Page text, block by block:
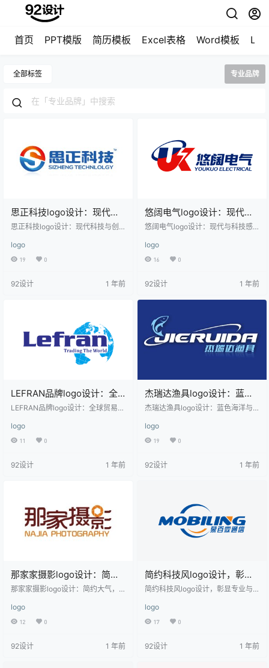
首页 PPT模版 简历模板 Excel表格 Word模板
全部标签 专业品牌
思正科技logo设计：现代科
技与创新的完美融合
思正科技logo设计：现代科技与创
采用了简洁而富有科技感的图形与
文字结合，整体风格现代且具有辨
的力量。图形中的蓝色线条和橙色
图形部分形成良好的视觉平衡。英
文“SIZHENG TECHNOLOGY”位于
下方，进一…
logo
19 0
92设计 1 年前
悠阔电气logo设计：现代与
科技感的完美融合
悠阔电气logo设计：现代与科技感
而富有现代感的图形与文字结合，
整体色调以蓝色和红色为主，象征
似字母“U”的形状，线条流畅且富有
AL”，展现出国际化和专业化的品牌
形象。适用于电气、能源、科技等
相关行…
logo
16 0
92设计 1 年前
LEFRAN品牌logo设计：全
球贸易的象征与创新
LEFRAN品牌logo设计：全球贸易的
简洁而富有现代感的图形和文字结
合，展现了品牌的国际化视野和贸
易理念。logo中的蓝色地球图案象
任、稳定和广阔，体现了品牌的国
he World”进一步强化了品牌在全球
贸易领域的定位。整…
logo
11 0
92设计 1 年前
杰瑞达渔具logo设计：蓝色
海洋与现代风格的完美结合
杰瑞达渔具logo设计：蓝色海洋与
蓝色为主色调，象征着海洋和渔业
的深邃与广阔。logo中融入了一条
简洁的鱼形图案，线条流畅，寓意
A”采用现代感十足的无衬线字体，
达出品牌的专业性和可靠性。整体
设计适用于渔业、渔具、户外运动
等相关行业，…
logo
19 0
92设计 1 年前
那家家摄影logo设计：简约
大气，彰显专业摄影品牌
那家家摄影logo设计：简约大气，
洁明了的风格呈现，整体色调为橙
色和黑色，视觉效果鲜明。中文名
称“那家家摄影”采用黑色字体，字体
业和可靠的品牌形象。英文名称“NA
logo
12 0
92设计 1 年前
简约科技风logo设计，彰显
专业与创新
简约科技风logo设计，彰显专业与
与文字结合的方式，整体风格现代
且富有科技感。上方的蓝色弧形线
条象征着科技与未来，线条流畅，
方的蓝色英文名称“MOBILING”字体
logo
17 0
92设计 1 年前